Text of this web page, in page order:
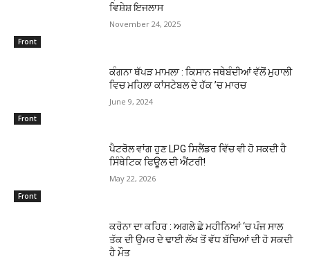
Front
ਵਿਸ਼ੇਸ਼ ਇਜਲਾਸ
November 24, 2025
Front
ਕੰਗਨਾ ਥੱਪੜ ਮਾਮਲਾ : ਕਿਸਾਨ ਜਥੇਬੰਦੀਆਂ ਵੱਲੋਂ ਮੁਹਾਲੀ
ਵਿਚ ਮਹਿਲਾ ਕਾਂਸਟੇਬਲ ਦੇ ਹੱਕ ’ਚ ਮਾਰਚ
June 9, 2024
Front
ਪੈਟਰੋਲ ਵਾਂਗ ਹੁਣ LPG ਸਿਲੈਂਡਰ ਵਿੱਚ ਵੀ ਹੋ ਸਕਦੀ ਹੈ
ਸਿੰਥੇਟਿਕ ਫਿਊਲ ਦੀ ਐਂਟਰੀ!
May 22, 2026
ਕਰੋਨਾ ਦਾ ਕਹਿਰ : ਅਗਲੇ ਛੇ ਮਹੀਨਿਆਂ ‘ਚ ਪੰਜ ਸਾਲ
ਤੱਕ ਦੀ ਉਮਰ ਦੇ ਢਾਈ ਲੱਖ ਤੋਂ ਵੱਧ ਬੱਚਿਆਂ ਦੀ ਹੋ ਸਕਦੀ
ਹੈ ਮੌਤ